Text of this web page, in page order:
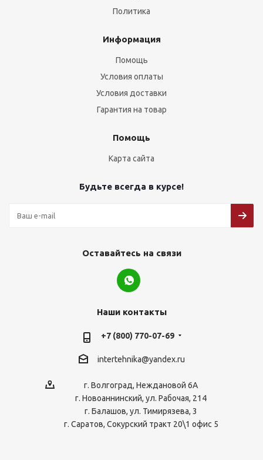
Политика
Информация
Помощь
Условия оплаты
Условия доставки
Гарантия на товар
Помощь
Карта сайта
Будьте всегда в курсе!
Оставайтесь на связи
Наши контакты
+7 (800) 770-07-69
intertehnika@yandex.ru
г. Волгоград, Неждановой 6А
г. Новоаннинский, ул. Рабочая, 214
г. Балашов, ул. Тимирязева, 3
г. Саратов, Сокурский тракт 20\1 офис 5